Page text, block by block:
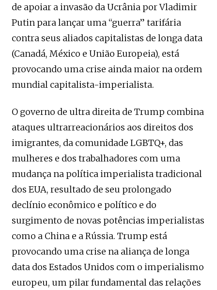
de apoiar a invasão da Ucrânia por Vladimir
Putin para lançar uma “guerra” tarifária
contra seus aliados capitalistas de longa data
(Canadá, México e União Europeia), está
provocando uma crise ainda maior na ordem
mundial capitalista-imperialista.
O governo de ultra direita de Trump combina
ataques ultrarreacionários aos direitos dos
imigrantes, da comunidade LGBTQ+, das
mulheres e dos trabalhadores com uma
mudança na política imperialista tradicional
dos EUA, resultado de seu prolongado
declínio econômico e político e do
surgimento de novas potências imperialistas
como a China e a Rússia. Trump está
provocando uma crise na aliança de longa
data dos Estados Unidos com o imperialismo
europeu, um pilar fundamental das relações